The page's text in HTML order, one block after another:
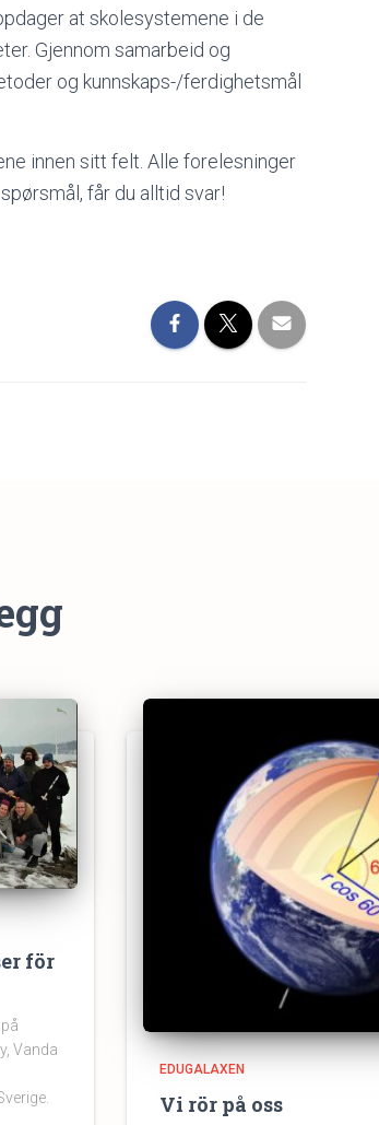
at skolesystemene i de
Gjennom samarbeid og
og kunnskaps-/ferdighetsmål
innen sitt felt. Alle forelesninger
får du alltid svar!
för
Vanda
EDUGALAXEN
Vi rör på oss